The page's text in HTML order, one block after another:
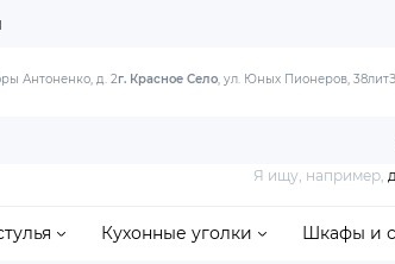
Антоненко, д. 2г. Красное Село, ул. Юных Пионеров, 38литЗ
Я ищу, например,
Кухонные уголки Шкафы и